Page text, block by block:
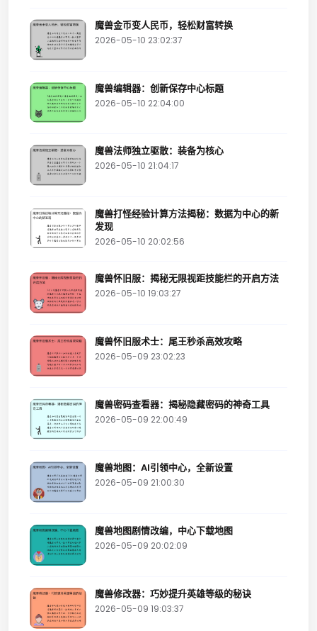
魔兽金币变人民币，轻松财富转换
2026-05-10 23:02:37
魔兽编辑器：创新保存中心标题
2026-05-10 22:04:00
魔兽法师独立驱散：装备为核心
2026-05-10 21:04:17
魔兽打怪经验计算方法揭秘：数据为中心的新
发现
2026-05-10 20:02:56
魔兽怀旧服：揭秘无限视距技能栏的开启方法
2026-05-10 19:03:27
魔兽怀旧服术士：尾王秒杀高效攻略
2026-05-09 23:02:23
魔兽密码查看器：揭秘隐藏密码的神奇工具
2026-05-09 22:00:49
魔兽地图：AI引领中心，全新设置
2026-05-09 21:00:30
魔兽地图剧情改编，中心下载地图
2026-05-09 20:02:09
魔兽修改器：巧妙提升英雄等级的秘诀
2026-05-09 19:03:37